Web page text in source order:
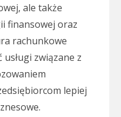
ale także
finansowej oraz
rachunkowe
związane z
lepiej